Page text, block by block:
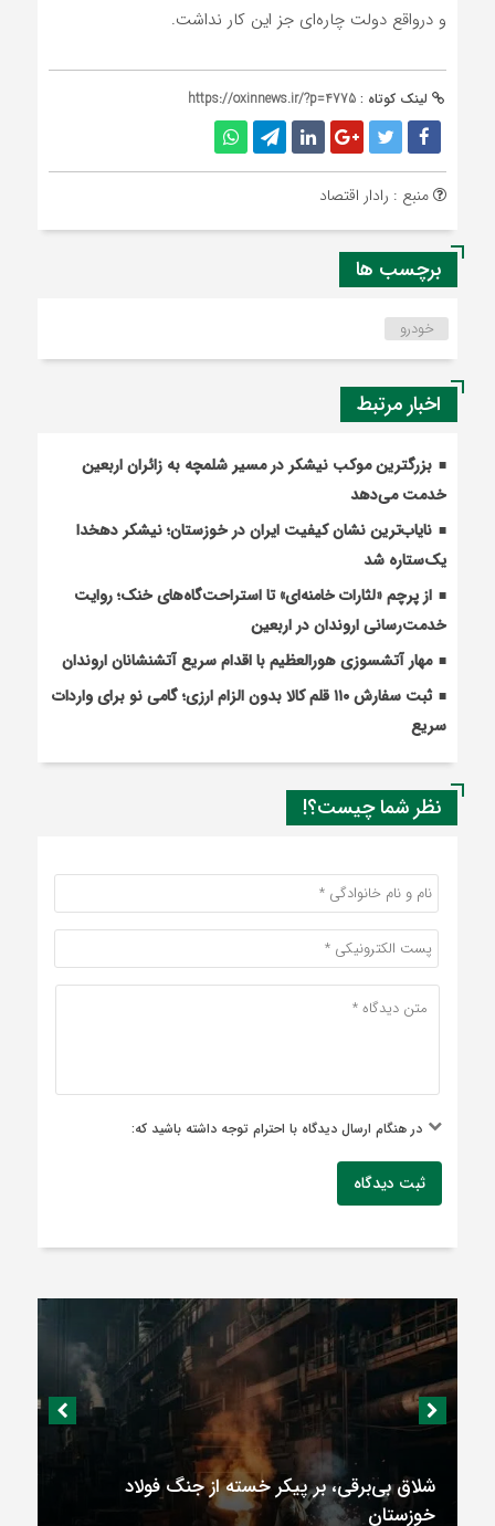
و درواقع دولت چاره‌ای جز این کار نداشت.
لینک کوتاه : https://oxinnews.ir/?p=4775
منبع : رادار اقتصاد
برچسب ها
خودرو
اخبار مرتبط
بزرگترین موکب نیشکر در مسیر شلمچه به زائران اربعین
خدمت می‌دهد
نایاب‌ترین نشان کیفیت ایران در خوزستان؛ نیشکر دهخدا
یک‌ستاره شد
از پرچم «لثارات خامنه‌ای» تا استراحت‌گاه‌های خنک؛ روایت
خدمت‌رسانی اروندان در اربعین
مهار آتشسوزی هورالعظیم با اقدام سریع آتشنشانان اروندان
ثبت سفارش ۱۱۰ قلم کالا بدون الزام ارزی؛ گامی نو برای واردات
سریع
نظر شما چیست؟!
در هنگام ارسال دیدگاه با احترام توجه داشته باشید که:
ثبت دیدگاه